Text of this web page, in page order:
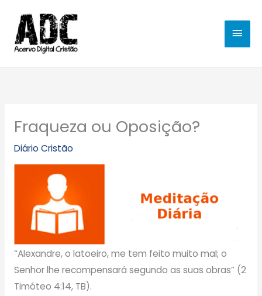
para
conteúdo
Fraqueza ou Oposição?
Diário Cristão
“Alexandre, o latoeiro, me tem feito muito mal; o
Senhor lhe recompensará segundo as suas obras” (2
Timóteo 4:14, TB).